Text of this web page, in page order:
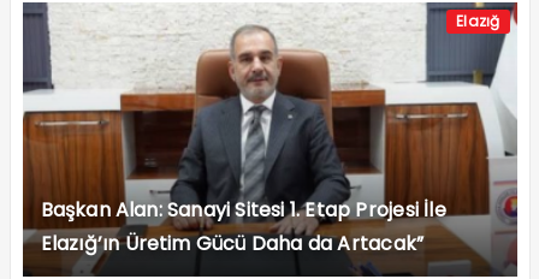
Elazığ
Başkan Alan: Sanayi Sitesi 1. Etap Projesi İle
Elazığ’ın Üretim Gücü Daha da Artacak”